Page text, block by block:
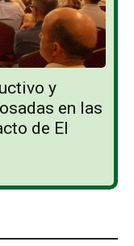
y
en las
de El